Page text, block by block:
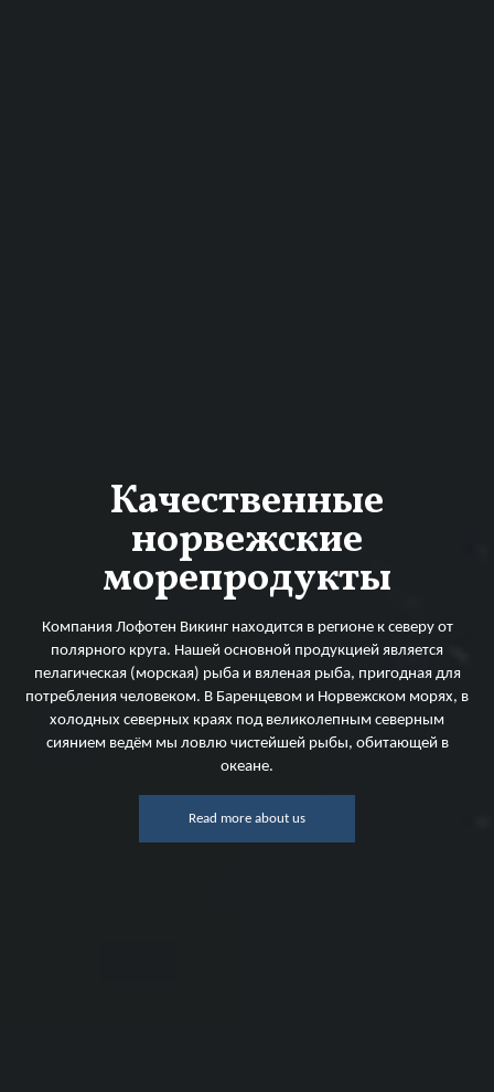
Качественные
норвежские
морепродукты
Компания Лофотен Викинг находится в регионе к северу от
полярного круга. Нашей основной продукцией является
пелагическая (морская) рыба и вяленая рыба, пригодная для
потребления человеком. В Баренцевом и Норвежском морях, в
холодных северных краях под великолепным северным
сиянием ведём мы ловлю чистейшей рыбы, обитающей в
океане.
Read more about us